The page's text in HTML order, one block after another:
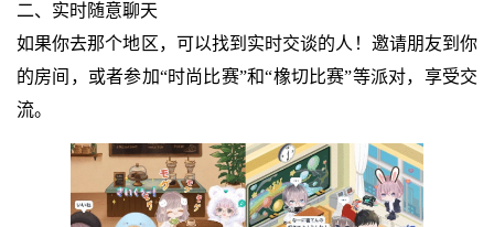
二、实时随意聊天
如果你去那个地区，可以找到实时交谈的人！邀请朋友到你
的房间，或者参加“时尚比赛”和“橡切比赛”等派对，享受交
流。